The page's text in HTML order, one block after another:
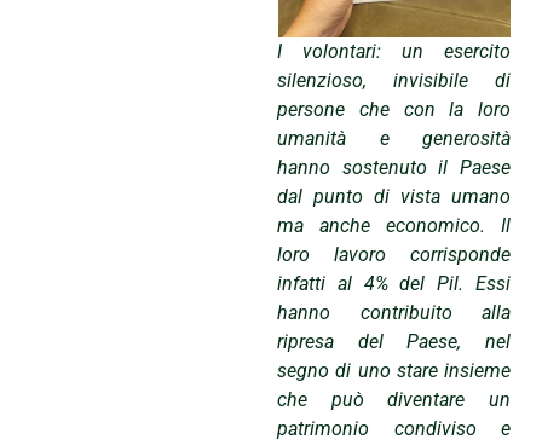
I volontari: un esercito
silenzioso, invisibile di
persone che con la loro
umanità e generosità
hanno sostenuto il Paese
dal punto di vista umano
ma anche economico. Il
loro lavoro corrisponde
infatti al 4% del Pil. Essi
hanno contribuito alla
ripresa del Paese, nel
segno di uno stare insieme
che può diventare un
patrimonio condiviso e